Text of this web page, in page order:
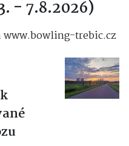
- 7.8.2026)
trebic.cz